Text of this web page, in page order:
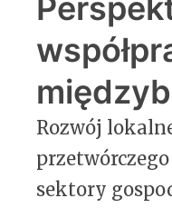
Rozwój
sektory